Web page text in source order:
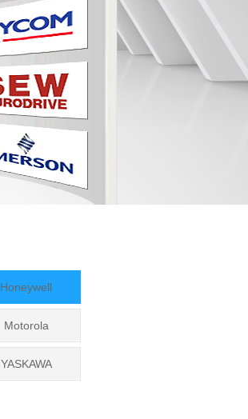
Honeywell
Motorola
YASKAWA